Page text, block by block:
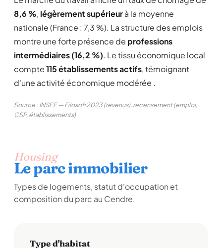
8,6 %, légèrement supérieurà la moyenne
nationale (France : 7,3 %). La structure des emplois
montre une forte présence de professions
intermédiaires (16,2 %). Le tissu économique local
compte115 établissements actifs, témoignant
d'une activité économique modérée .
Source : INSEE — Filosofi 2023 (revenus), recensement (emploi,
CSP, établissements)
Housing
Le parc immobilier
Types de logements, statut d'occupation et
composition du parc au Cendre.
Type d'habitat